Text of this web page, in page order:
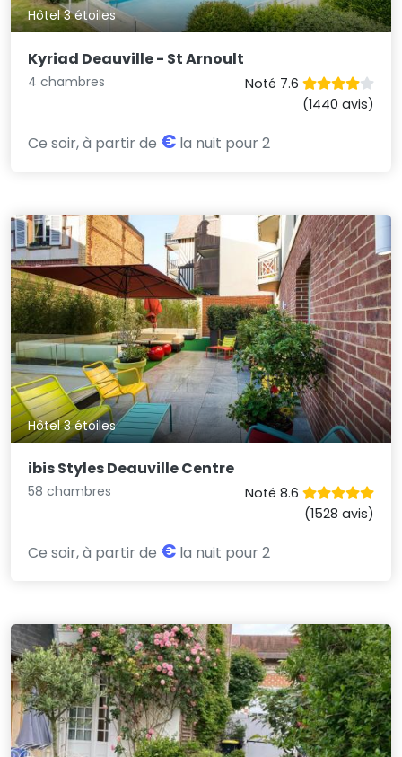
Hôtel 3 étoiles
Kyriad Deauville - St Arnoult
4 chambres
Noté 7.6
(1440 avis)
Ce soir, à partir de € la nuit pour 2
Hôtel 3 étoiles
ibis Styles Deauville Centre
58 chambres
Noté 8.6
(1528 avis)
Ce soir, à partir de € la nuit pour 2